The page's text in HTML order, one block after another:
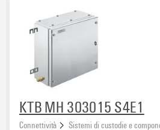
KTB MH 303015 S4E1
Connettività
Sistemi di custodie e